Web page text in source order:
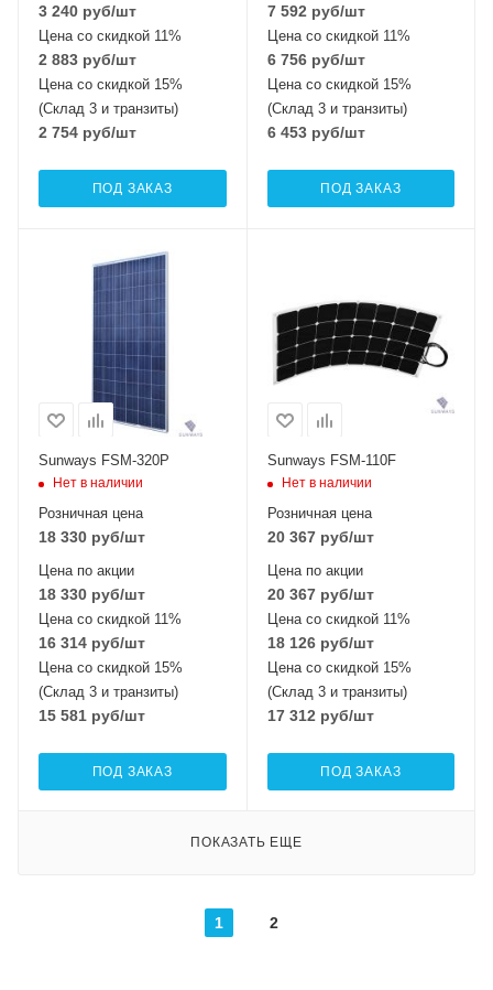
3 240 руб/шт
Цена со скидкой 11%
2 883 руб/шт
Цена со скидкой 15%
(Склад 3 и транзиты)
2 754 руб/шт
ПОД ЗАКАЗ
7 592 руб/шт
Цена со скидкой 11%
6 756руб/шт
Цена со скидкой 15%
(Склад 3 и транзиты)
6 453руб/шт
ПОД ЗАКАЗ
Тип элемента
поликристаллический
Sunways FSM-320P
Нет в наличии
Розничная цена
18 330 руб/шт
Цена по акции
18 330 руб/шт
Цена со скидкой 11%
16 314 руб/шт
Цена со скидкой 15%
(Склад 3 и транзиты)
15 581 руб/шт
ПОД ЗАКАЗ
Sunways FSM-110F
Нет в наличии
Розничная цена
20 367руб/шт
Цена по акции
20 367руб/шт
Цена со скидкой 11%
18 126руб/шт
Цена со скидкой 15%
(Склад 3 и транзиты)
17 312 руб/шт
ПОД ЗАКАЗ
ПОКАЗАТЬ ЕЩЕ
1 2